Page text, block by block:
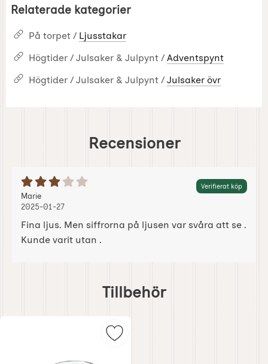
Relaterade kategorier
På torpet / Ljusstakar
Högtider / Julsaker & Julpynt / Adventspynt
Högtider / Julsaker & Julpynt / Julsaker övr
Recensioner
Betyg: 3 Stjärnor av 5 Verifierat köp
Recension av:
Marie, 2025-01-27
, 2025-01-27
2025-01-27
Fina ljus. Men siffrorna på ljusen var svåra att se .
Kunde varit utan .
Tillbehör
Markera kammarljusstake emalj